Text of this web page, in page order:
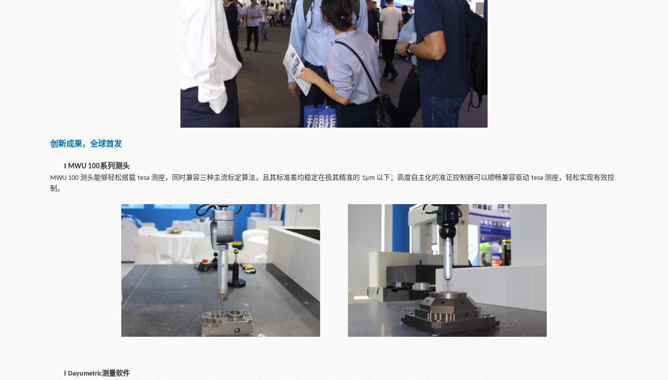
创新成果，全球首发
l MWU 100系列测头
MWU 100 测头能够轻松搭载 tesa 测座，同时兼容三种主流标定算法，且其标准差均稳定在极其精准的 1μm 以下 ； 高度自主化的准正控制器可以顺畅兼容驱动 tesa 测座，轻松实现有效控
制。
l Dayumetric测量软件